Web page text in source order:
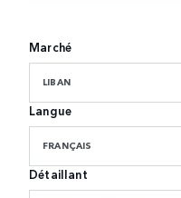
Marché
LIBAN
Langue
FRANÇAIS
Détaillant